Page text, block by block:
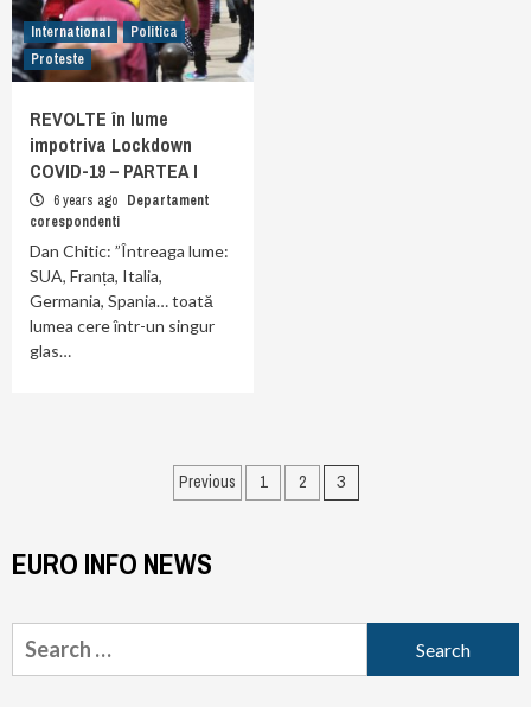
International
Politica
Proteste
REVOLTE în lume
impotriva Lockdown
COVID-19 – PARTEA I
6 years ago Departament
corespondenti
Dan Chitic: ”Întreaga lume:
SUA, Franța, Italia,
Germania, Spania… toată
lumea cere într-un singur
glas…
Posts
Previous 1 2 3
EURO INFO NEWS
Search
for: